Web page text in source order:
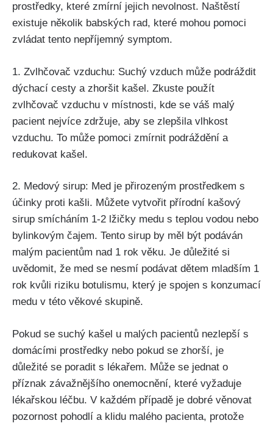
prostředky, které zmírní jejich ‌nevolnost. Naštěstí
existuje několik babských ⁣rad, které⁢ mohou ‍pomoci
zvládat ‌tento nepříjemný symptom.
1. Zvlhčovač vzduchu: Suchý‍ vzduch může podráždit
dýchací cesty a zhoršit kašel. ⁤Zkuste použít
zvlhčovač vzduchu v‍ místnosti, kde se váš malý
pacient nejvíce zdržuje, aby se zlepšila vlhkost
vzduchu. ⁣To může⁤ pomoci zmírnit podráždění‌ a
redukovat kašel.
2. Medový ​sirup: Med je přirozeným prostředkem s‍
účinky proti kašli. Můžete vytvořit přírodní kašový
sirup smícháním 1-2 lžičky​ medu ⁣s teplou vodou nebo
bylinkovým čajem. ⁢Tento sirup by‌ měl​ být podáván
malým ⁢pacientům nad 1 rok věku. Je důležité ​si
uvědomit, že med se nesmí podávat dětem mladším 1
rok kvůli riziku ‍botulismu, který⁣ je spojen s ⁣konzumací
medu ⁤v této ‍věkové ‌skupině.
Pokud⁢ se‌ suchý kašel u malých pacientů nezlepší s ​
domácími prostředky nebo pokud se‍ zhorší, je
důležité se ⁤poradit s lékařem. Může se jednat o
příznak závažnějšího ⁤onemocnění, které⁤ vyžaduje
lékařskou⁤ léčbu. V‍ každém případě je ⁣dobré věnovat
pozornost pohodlí a ⁤klidu malého ‍pacienta, protože